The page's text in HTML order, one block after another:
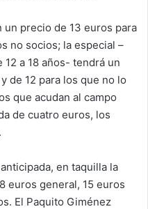
un precio de 13 euros para
no socios; la especial –
a 18 años- tendrá un
de 12 para los que no lo
que acudan al campo
de cuatro euros, los
en taquilla la
euros general, 15 euros
El Paquito Giménez